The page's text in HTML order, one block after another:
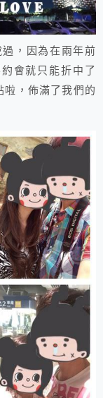
，因為在兩年前
會就只能折中了
啦，佈滿了我們的